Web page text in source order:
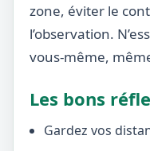
zone, éviter le
l’observation.
vous-même,
Les bons
Gardez vos